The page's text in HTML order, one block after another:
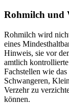
Rohmilch und
Rohmilch wird
eines
Hinweis, sie vor
amtlich
Fachstellen wie
Schwangeren,
Verzehr zu
können.